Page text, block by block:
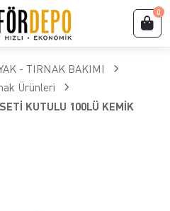
0
- TIRNAK BAKIMI
Ürünleri
KUTULU 100LÜ KEMİK